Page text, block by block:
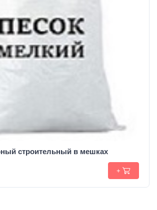
строительный в мешках
+